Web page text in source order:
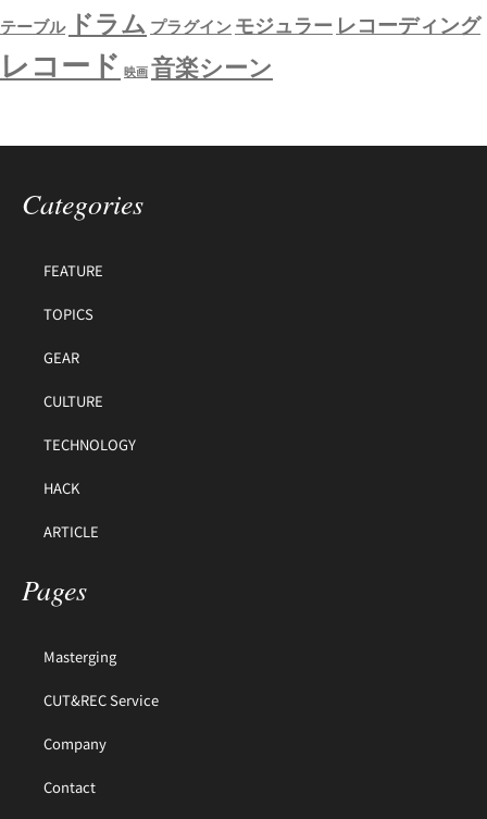
テーブル ドラム プラグイン モジュラー レコーディング
レコード 映画 音楽シーン
Categories
FEATURE
TOPICS
GEAR
CULTURE
TECHNOLOGY
HACK
ARTICLE
Pages
Masterging
CUT&REC Service
Company
Contact